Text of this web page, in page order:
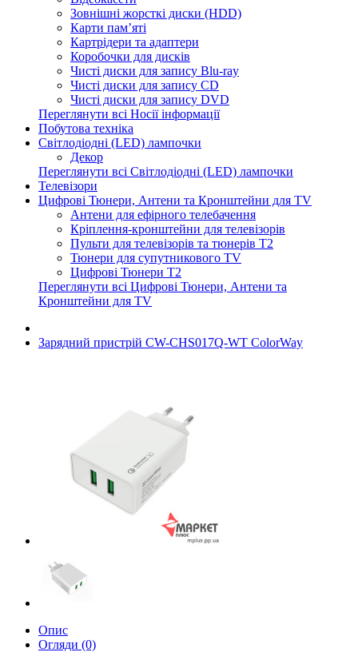
Зовнішні жорсткі диски (HDD)
Карти пам’яті
Картрідери та адаптери
Коробочки для дисків
Чисті диски для запису Blu-ray
Чисті диски для запису CD
Чисті диски для запису DVD
Переглянути всі Носії інформації
Побутова техніка
Світлодіодні (LED) лампочки
Декор
Переглянути всі Світлодіодні (LED) лампочки
Телевізори
Цифрові Тюнери, Антени та Кронштейни для TV
Антени для ефірного телебачення
Кріплення-кронштейни для телевізорів
Пульти для телевізорів та тюнерів T2
Тюнери для супутникового TV
Цифрові Тюнери T2
Переглянути всі Цифрові Тюнери, Антени та
Кронштейни для TV
Зарядний пристрій CW-CHS017Q-WT ColorWay
Опис
Огляди (0)